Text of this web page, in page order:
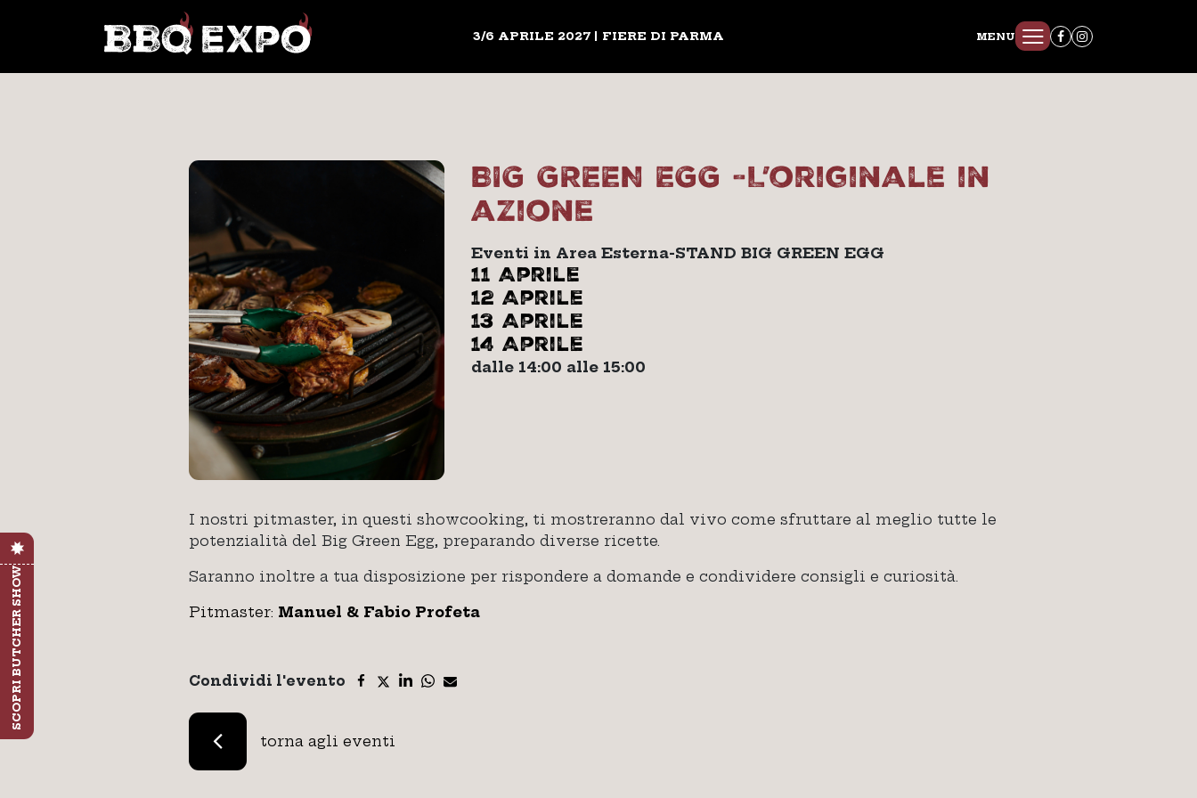
3/6 APRILE 2027 | FIERE DI PARMA MENU
SCOPRI BUTCHER SHOW
BIG GREEN EGG -L’originale in
azione
Eventi in Area Esterna-STAND BIG GREEN EGG
11 Aprile
12 Aprile
13 Aprile
14 Aprile
dalle 14:00 alle 15:00
I nostri pitmaster, in questi showcooking, ti mostreranno dal vivo come sfruttare al meglio tutte le
potenzialità del Big Green Egg, preparando diverse ricette.
Saranno inoltre a tua disposizione per rispondere a domande e condividere consigli e curiosità.
Pitmaster: Manuel & Fabio Profeta
Condividi l'evento
torna agli eventi